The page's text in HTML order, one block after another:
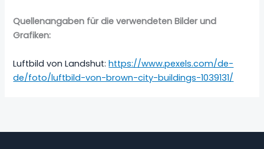
Quellenangaben für die verwendeten Bilder und
Grafiken:
Luftbild von Landshut:https://www.pexels.com/de-
de/foto/luftbild-von-brown-city-buildings-1039131/